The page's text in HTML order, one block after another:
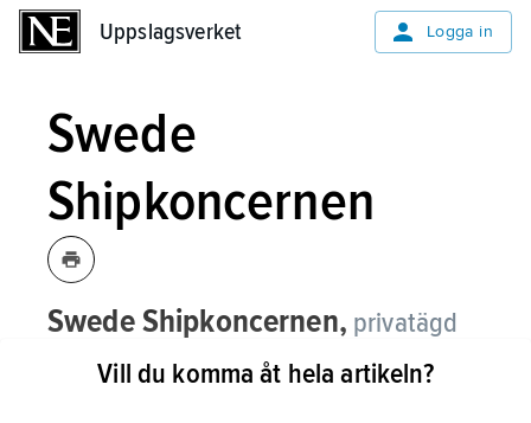
Uppslagsverket Logga in
Swede
Shipkoncernen
Swede Shipkoncernen, privatägd
varvskoncern vars rötter är verksamhet
vid Djupviks Varv på Tjörn.
Vill du komma åt hela artikeln?